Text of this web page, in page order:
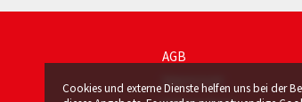
AGB
Impressum
Cookies und externe Dienste helfen uns bei der